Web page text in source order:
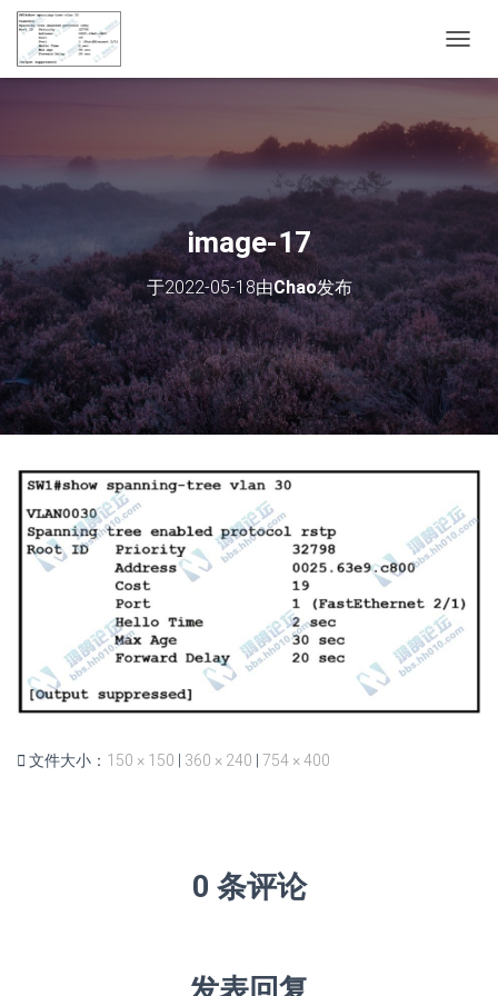
换
image-17
于2022-05-18由Chao发布
文件大小： 150 × 150 360 × 240 754 × 400
0 条评论